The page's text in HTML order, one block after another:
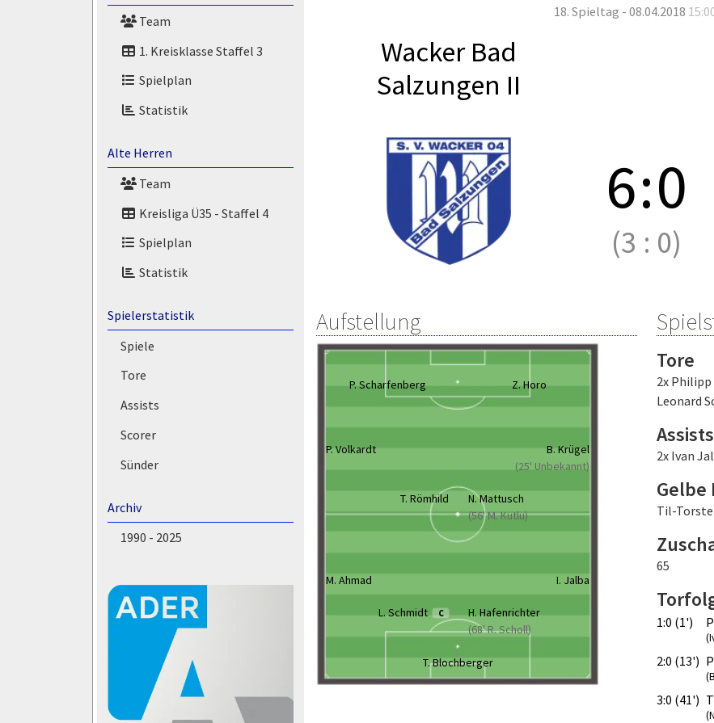
Team
1. Kreisklasse Staffel 3
Spielplan
Statistik
Alte Herren
Team
Kreisliga Ü35 - Staffel 4
Spielplan
Statistik
Spielerstatistik
Spiele
Tore
Assists
Scorer
Sünder
Archiv
1990 - 2025
18. Spieltag - 08.04.2018
Wacker Bad
Salzungen II
6:0
(3 : 0)
Aufstellung
P. Scharfenberg Z. Horo
P. Volkardt
B. Krügel
(25' Unbekannt)
T. Römhild
N. Mattusch
(56' M. Kutlu)
M. Ahmad I. Jalba
L. Schmidt C
H. Hafenrichter
(68' R. Scholl)
T. Blochberger
Tore
2x
Leonard
Assists
2x Ivan
Gelbe
Til-
65
1:0 (1')
2:0 (13')
3:0 (41')